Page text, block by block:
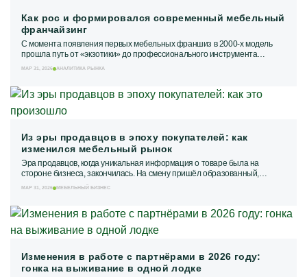
Как рос и формировался современный мебельный
франчайзинг
С момента появления первых мебельных франшиз в 2000-х модель
прошла путь от «экзотики» до профессионального инструмента
масштабирования. На примере 25-летнего...
МАР 31, 2026 АНАЛИТИКА РЫНКА
Из эры продавцов в эпоху покупателей: как
изменился мебельный рынок
Эра продавцов, когда уникальная информация о товаре была на
стороне бизнеса, закончилась. На смену пришёл образованный,
скептичный и неторопливый покупатель,...
МАР 31, 2026 МЕБЕЛЬНЫЙ БИЗНЕС
Изменения в работе с партнёрами в 2026 году:
гонка на выживание в одной лодке